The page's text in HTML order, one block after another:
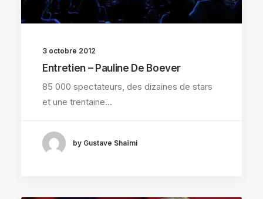
3 octobre 2012
Entretien – Pauline De Boever
85 000 spectateurs, des dizaines de stars
et une trentaine…
by Gustave Shaïmi